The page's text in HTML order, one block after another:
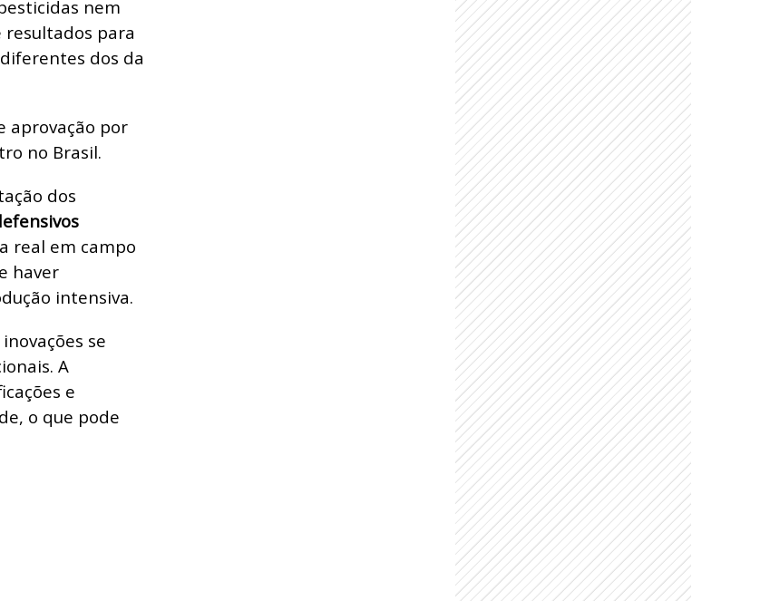
nem
para
dos da
aprovação por
no Brasil.
dos
real em campo
haver
intensiva.
se
A
e
o que pode